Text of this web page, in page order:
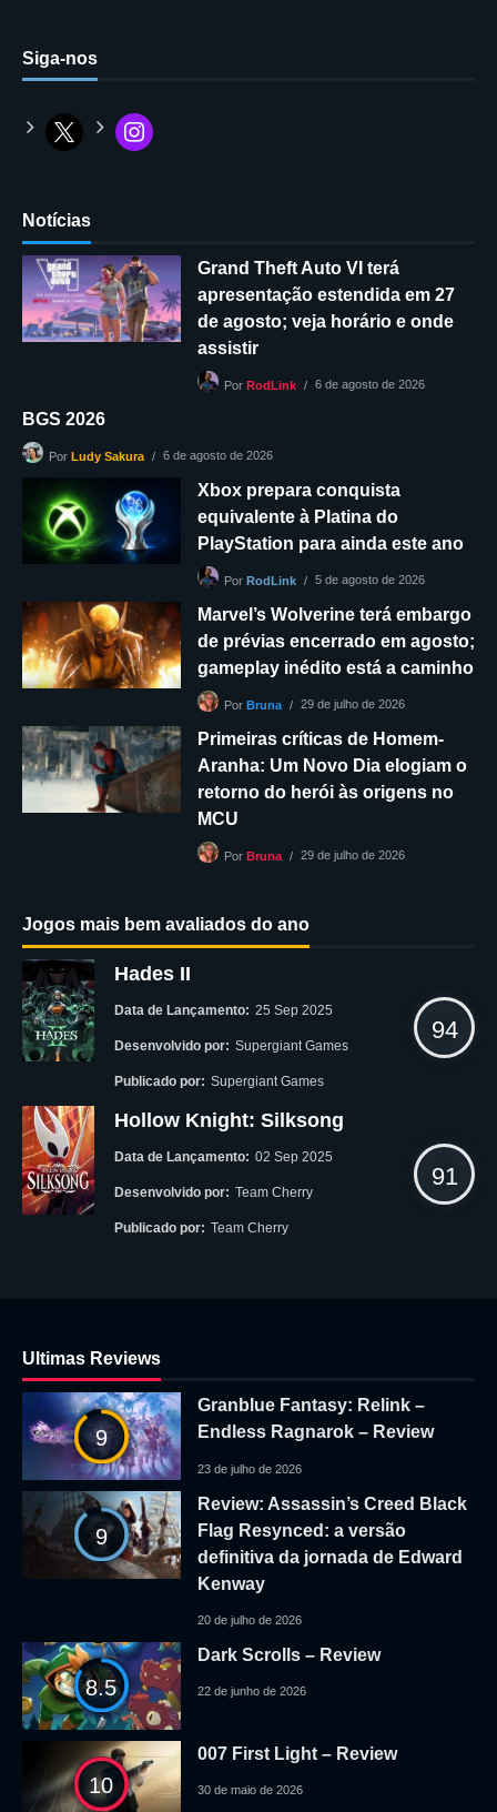
Siga-nos
Notícias
Grand Theft Auto VI terá
apresentação estendida em 27
de agosto; veja horário e onde
assistir
PorRodLink 6 de agosto de 2026
BGS 2026
PorLudy Sakura 6 de agosto de 2026
Xbox prepara conquista
equivalente à Platina do
PlayStation para ainda este ano
PorRodLink 5 de agosto de 2026
Marvel’s Wolverine terá embargo
de prévias encerrado em agosto;
gameplay inédito está a caminho
PorBruna 29 de julho de 2026
Primeiras críticas de Homem-
Aranha: Um Novo Dia elogiam o
retorno do herói às origens no
MCU
PorBruna 29 de julho de 2026
Jogos mais bem avaliados do ano
Hades II
Data de Lançamento: 25 Sep 2025
Desenvolvido por: Supergiant Games
Publicado por: Supergiant Games
94
Hollow Knight: Silksong
Data de Lançamento: 02 Sep 2025
Desenvolvido por: Team Cherry
Publicado por: Team Cherry
91
Ultimas Reviews
9
Granblue Fantasy: Relink –
Endless Ragnarok – Review
23 de julho de 2026
9
Review: Assassin’s Creed Black
Flag Resynced: a versão
definitiva da jornada de Edward
Kenway
20 de julho de 2026
8.5
Dark Scrolls – Review
22 de junho de 2026
10
007 First Light – Review
30 de maio de 2026